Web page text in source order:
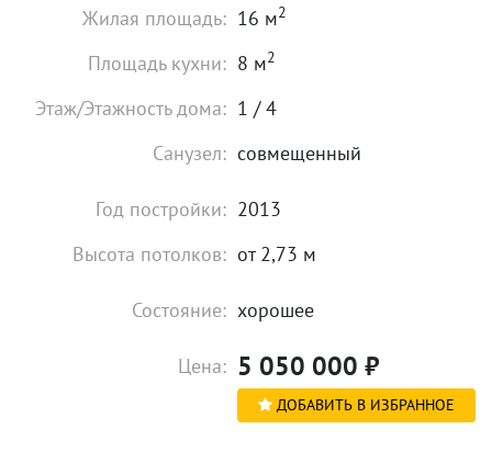
Жилая площадь: 16 м2
Площадь кухни: 8 м2
Этаж/Этажность дома: 1 / 4
Санузел: совмещенный
Год постройки: 2013
Высота потолков: от 2,73 м
Состояние: хорошее
Цена: 5 050 000 ₽
ДОБАВИТЬ В ИЗБРАННОЕ